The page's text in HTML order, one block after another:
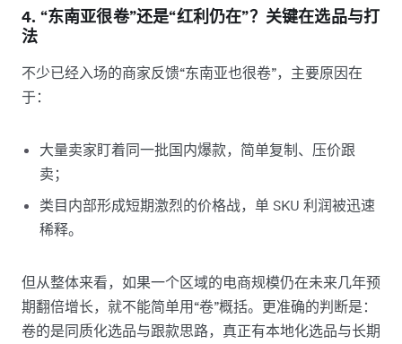
4. “东南亚很卷”还是“红利仍在”？关键在选品与打
法
不少已经入场的商家反馈“东南亚也很卷”，主要原因在
于：
大量卖家盯着同一批国内爆款，简单复制、压价跟
卖；
类目内部形成短期激烈的价格战，单 SKU 利润被迅速
稀释。
但从整体来看，如果一个区域的电商规模仍在未来几年预
期翻倍增长，就不能简单用“卷”概括。更准确的判断是：
卷的是同质化选品与跟款思路，真正有本地化选品与长期